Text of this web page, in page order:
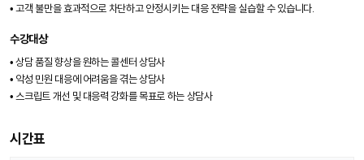
• 고객 불만을 효과적으로 차단하고 안정시키는 대응 전략을 실습할 수 있습니다.
수강대상
• 상담 품질 향상을 원하는 콜센터 상담사
• 악성 민원 대응에 어려움을 겪는 상담사
• 스크립트 개선 및 대응력 강화를 목표로 하는 상담사
시간표